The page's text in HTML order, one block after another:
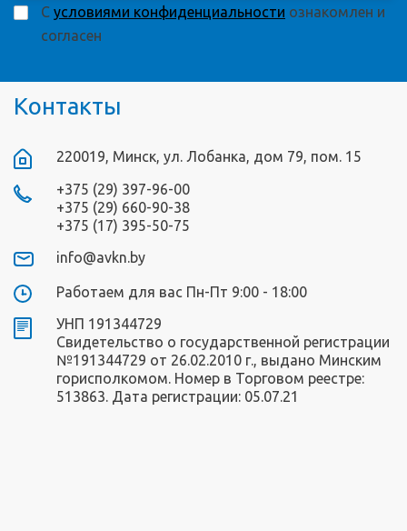
С условиями конфиденциальности ознакомлен и
согласен
Контакты
220019, Минск, ул. Лобанка, дом 79, пом. 15
+375 (29) 397-96-00
+375 (29) 660-90-38
+375 (17) 395-50-75
info@avkn.by
Работаем для вас Пн-Пт 9:00 - 18:00
УНП 191344729
Свидетельство о государственной регистрации
№191344729 от 26.02.2010 г., выдано Минским
горисполкомом. Номер в Торговом реестре:
513863. Дата регистрации: 05.07.21